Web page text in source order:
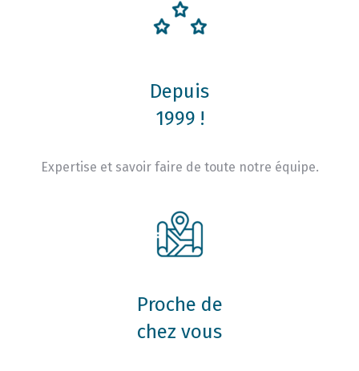
Depuis
1999 !
Expertise et savoir faire de toute notre équipe.
Proche de
chez vous